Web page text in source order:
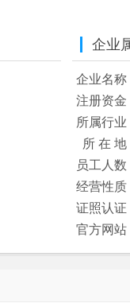
企业
企业名称
注册资金
所属行业
所 在 地
员工人数
经营性质
证照认证
官方网站